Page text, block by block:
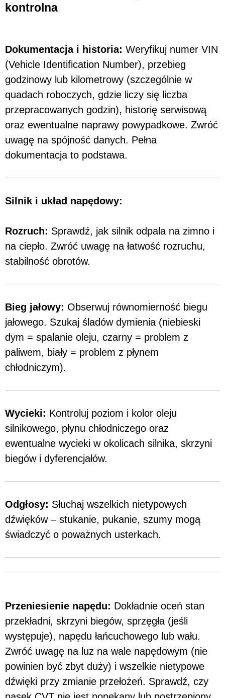
kontrolna
Dokumentacja i historia: Weryfikuj numer VIN
(Vehicle Identification Number), przebieg
godzinowy lub kilometrowy (szczególnie w
quadach roboczych, gdzie liczy się liczba
przepracowanych godzin), historię serwisową
oraz ewentualne naprawy powypadkowe. Zwróć
uwagę na spójność danych. Pełna
dokumentacja to podstawa.
Silnik i układ napędowy:
Rozruch: Sprawdź, jak silnik odpala na zimno i
na ciepło. Zwróć uwagę na łatwość rozruchu,
stabilność obrotów.
Bieg jałowy: Obserwuj równomierność biegu
jałowego. Szukaj śladów dymienia (niebieski
dym = spalanie oleju, czarny = problem z
paliwem, biały = problem z płynem
chłodniczym).
Wycieki: Kontroluj poziom i kolor oleju
silnikowego, płynu chłodniczego oraz
ewentualne wycieki w okolicach silnika, skrzyni
biegów i dyferencjałów.
Odgłosy: Słuchaj wszelkich nietypowych
dźwięków – stukanie, pukanie, szumy mogą
świadczyć o poważnych usterkach.
Przeniesienie napędu: Dokładnie oceń stan
przekładni, skrzyni biegów, sprzęgła (jeśli
występuje), napędu łańcuchowego lub wału.
Zwróć uwagę na luz na wale napędowym (nie
powinien być zbyt duży) i wszelkie nietypowe
dźwięki przy zmianie przełożeń. Sprawdź, czy